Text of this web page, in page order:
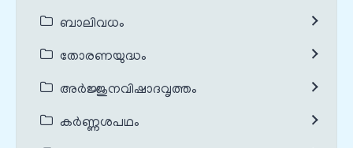
ബാലിവധം
തോരണയുദ്ധം
അർജ്ജുനവിഷാദവൃത്തം
കർണ്ണശപഥം